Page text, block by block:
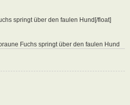
springt über den faulen Hund[/float]
Fuchs springt über den faulen Hund